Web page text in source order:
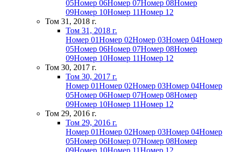
05Номер 06Номер 07Номер 08Номер
09Номер 10Номер 11Номер 12
Том 31, 2018 г.
Том 31, 2018 г.
Номер 01Номер 02Номер 03Номер 04Номер
05Номер 06Номер 07Номер 08Номер
09Номер 10Номер 11Номер 12
Том 30, 2017 г.
Том 30, 2017 г.
Номер 01Номер 02Номер 03Номер 04Номер
05Номер 06Номер 07Номер 08Номер
09Номер 10Номер 11Номер 12
Том 29, 2016 г.
Том 29, 2016 г.
Номер 01Номер 02Номер 03Номер 04Номер
05Номер 06Номер 07Номер 08Номер
09Номер 10Номер 11Номер 12